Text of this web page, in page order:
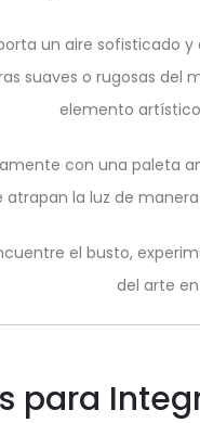
un aire sofisticado
suaves o rugosas del
elemento
con una paleta
la luz de
el busto,
del arte
para